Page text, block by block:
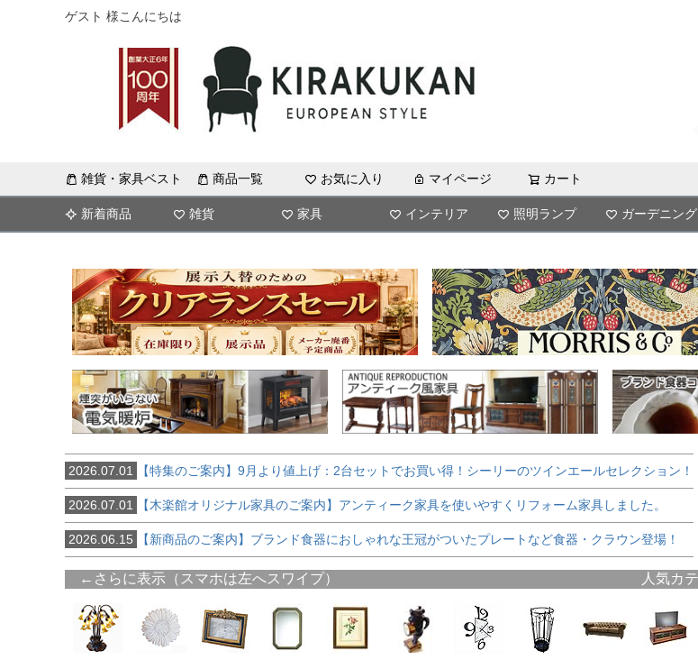
ゲスト 様こんにちは
雑貨・家具ベスト 商品一覧 お気に入り マイページ カート
新着商品 雑貨 家具 インテリア 照明ランプ ガーデニング
2026.07.01 【特集のご案内】9月より値上げ：2台セットでお買い得！シーリーのツインエールセレクション！
2026.07.01 【木楽館オリジナル家具のご案内】アンティーク家具を使いやすくリフォーム家具しました。
2026.06.15 【新商品のご案内】ブランド食器におしゃれな王冠がついたプレートなど食器・クラウン登場！